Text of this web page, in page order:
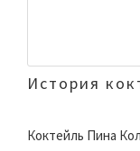
История
Коктейль Пина